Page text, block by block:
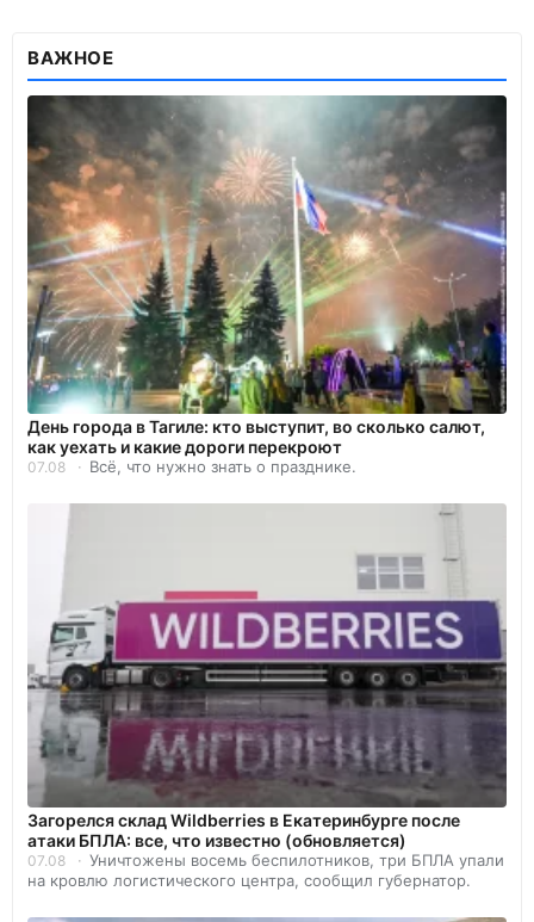
ВАЖНОЕ
День города в Тагиле: кто выступит, во сколько салют,
как уехать и какие дороги перекроют
07.08 Всё, что нужно знать о празднике.
Загорелся склад Wildberries в Екатеринбурге после
атаки БПЛА: все, что известно (обновляется)
07.08
Уничтожены восемь беспилотников, три БПЛА упали
на кровлю логистического центра, сообщил губернатор.